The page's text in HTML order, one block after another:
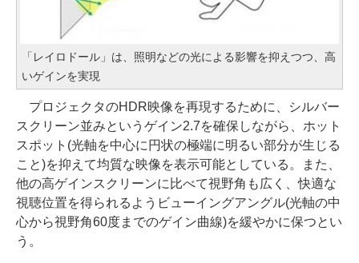
「レイロドール」は、照明などの光による影響を抑えつつ、高
いゲインを実現
プロジェクタのHDR映像を再現するために、シルバー
スクリーン並みというゲイン2.7を確保しながら、ホット
スポット(光軸を中心に円状の極端に明るい部分が生じる
こと)を抑えて均質な映像を表示可能としている。また、
他の高ゲインスクリーンに比べて視野角も広く、快適な
視聴位置を得られるようビューイングアングル(光軸の中
心から視野角60度までのゲイン曲線)を緩やかに保つとい
う。